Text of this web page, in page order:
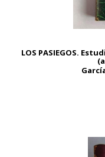
LOS PASIEGOS.